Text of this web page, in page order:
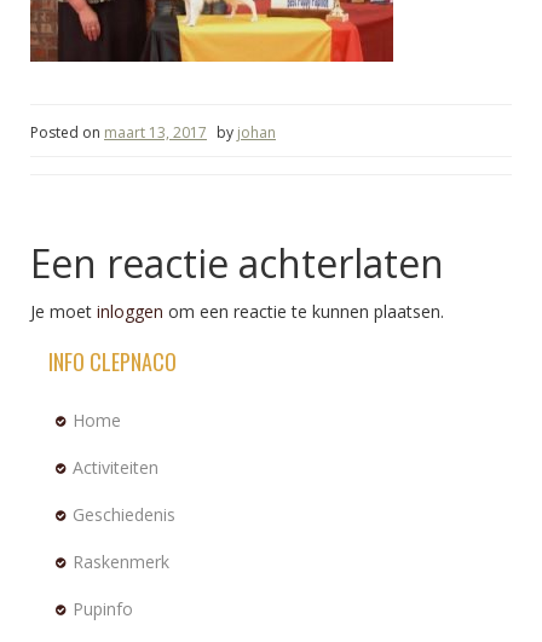
Posted on maart 13, 2017 by johan
Een reactie achterlaten
Je moet inloggen om een reactie te kunnen plaatsen.
INFO CLEPNACO
Home
Activiteiten
Geschiedenis
Raskenmerk
Pupinfo